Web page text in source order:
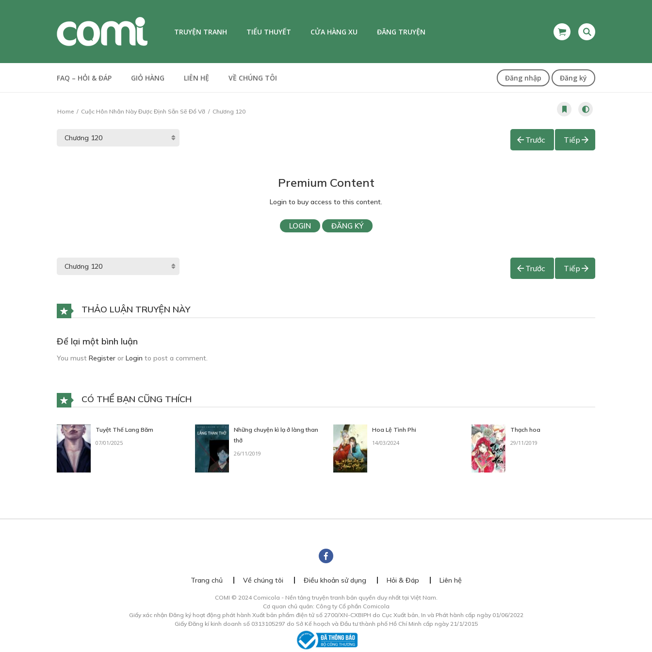
TRUYỆN TRANH TIỂU THUYẾT CỬA HÀNG XU ĐĂNG TRUYỆN
FAQ – HỎI & ĐÁP GIỎ HÀNG LIÊN HỆ VỀ CHÚNG TÔI Đăng nhập Đăng ký
Home Cuộc Hôn Nhân Này Được Định Sẵn Sẽ Đổ Vỡ Chương 120
Trước Tiếp
Premium Content
Login to buy access to this content.
LOGIN ĐĂNG KÝ
Trước Tiếp
THẢO LUẬN TRUYỆN NÀY
Để lại một bình luận
You must Register or Login to post a comment.
CÓ THỂ BẠN CŨNG THÍCH
Tuyệt Thế Lang Băm
07/01/2025
Những chuyện kì lạ ở làng than
thở
26/11/2019
Hoa Lệ Tình Phi
14/03/2024
Thạch hoa
29/11/2019
Trang chủ Về chúng tôi Điều khoản sử dụng Hỏi & Đáp Liên hệ
COMI © 2024 Comicola - Nền tảng truyện tranh bản quyền duy nhất tại Việt Nam.
Cơ quan chủ quản: Công ty Cổ phần Comicola
Giấy xác nhận Đăng ký hoạt động phát hành Xuất bản phẩm điện tử số 2700/XN-CXBIPH do Cục Xuất bản, In và Phát hành cấp ngày 01/06/2022
Giấy Đăng kí kinh doanh số 0313105297 do Sở Kế hoạch và Đầu tư thành phố Hồ Chí Minh cấp ngày 21/1/2015